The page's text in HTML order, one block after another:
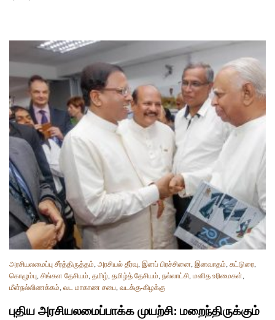
அரசியலமைப்பு சீர்த்திருத்தம், அரசியல் தீர்வு, இனப் பிரச்சினை, இனவாதம், கட்டுரை,
கொழும்பு, சிங்கள தேசியம், தமிழ், தமிழ்த் தேசியம், நல்லாட்சி, மனித உரிமைகள்,
மீள்நல்லிணக்கம், வட மாகாண சபை, வடக்கு-கிழக்கு
புதிய அரசியலமைப்பாக்க முயற்சி: மறைந்திருக்கும்